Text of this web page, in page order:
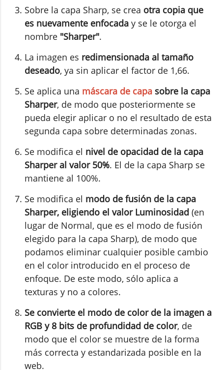
Sobre la capa Sharp, se crea otra copia que
es nuevamente enfocada y se le otorga el
nombre "Sharper".
La imagen es redimensionada al tamaño
deseado, ya sin aplicar el factor de 1,66.
Se aplica una máscara de capa sobre la capa
Sharper, de modo que posteriormente se
pueda elegir aplicar o no el resultado de esta
segunda capa sobre determinadas zonas.
Se modifica el nivel de opacidad de la capa
Sharper al valor 50%. El de la capa Sharp se
mantiene al 100%.
Se modifica el modo de fusión de la capa
Sharper, eligiendo el valor Luminosidad (en
lugar de Normal, que es el modo de fusión
elegido para la capa Sharp), de modo que
podamos eliminar cualquier posible cambio
en el color introducido en el proceso de
enfoque. De este modo, sólo aplica a
texturas y no a colores.
Se convierte el modo de color de la imagen a
RGB y 8 bits de profundidad de color, de
modo que el color se muestre de la forma
más correcta y estandarizada posible en la
web.